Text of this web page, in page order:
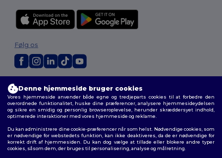
Vilkår og Betingelser|Tilpasset politik |Fortrolighedspolitik
cookies | Sitemap
Følg os
Denne hjemmeside bruger cookies
Vores hjemmeside anvender både egne og tredjeparts cookies til at forbedre den
overordnede funktionalitet, huske dine præferencer, analysere hjemmesideydelsen
og sikre en smidig og personlig browseroplevelse, herunder skræddersyet indhold,
optimerede interaktioner med vores hjemmeside og reklame.
Du kan administrere dine cookie-præferencer når som helst. Nødvendige cookies, som
er nødvendige for webstedets funktion, kan ikke deaktiveres, da de er nødvendige for
korrekt drift af hjemmesiden. Du kan dog vælge at tillade eller blokere andre typer
cookies, såsom dem, der bruges til personalisering, analyse og målretning.